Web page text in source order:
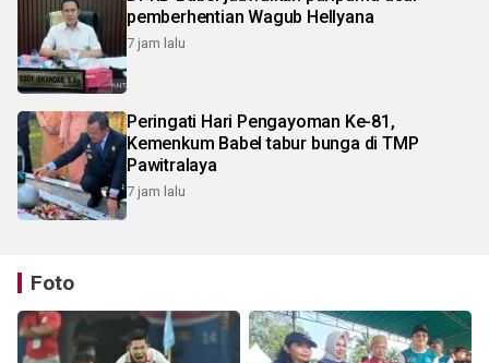
pemberhentian Wagub Hellyana
7 jam lalu
Peringati Hari Pengayoman Ke-81,
Kemenkum Babel tabur bunga di TMP
Pawitralaya
7 jam lalu
Foto